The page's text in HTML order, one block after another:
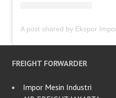
FREIGHT FORWARDER
Impor Mesin Industri